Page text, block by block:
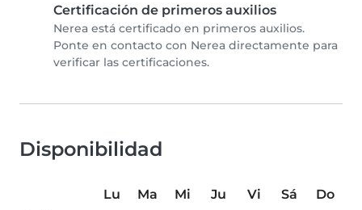
Certificación de primeros auxilios
Nerea está certificado en primeros auxilios.
Ponte en contacto con Nerea directamente para
verificar las certificaciones.
Disponibilidad
Lu Ma Mi Ju Vi Sá
Do